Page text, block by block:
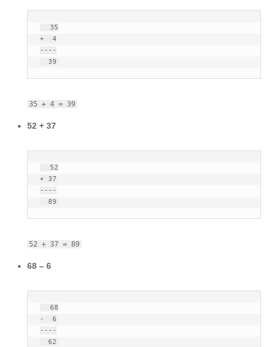
+  4
----
  39
35 + 4 = 39
52 + 37
+ 37
----
  89
52 + 37 = 89
68 – 6
-  6
----
  62